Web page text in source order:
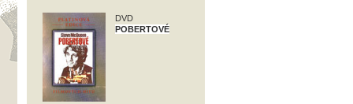
DVD
POBERTOVÉ